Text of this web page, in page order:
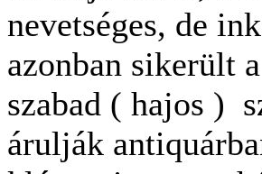
nevetséges, de
azonban sikerült
szabad ( hajos )
árulják